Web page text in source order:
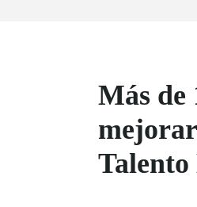
Más de
Talento